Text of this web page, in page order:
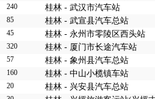
240 桂林 - 武汉市汽车站
85 桂林 - 武宣县汽车总站
45 桂林 - 永州市零陵区西头站
320 桂林 - 厦门市长途汽车站
57 桂林 - 象州县汽车总站
160 桂林 - 中山小榄镇车站
20 桂林 - 兴安县汽车总站